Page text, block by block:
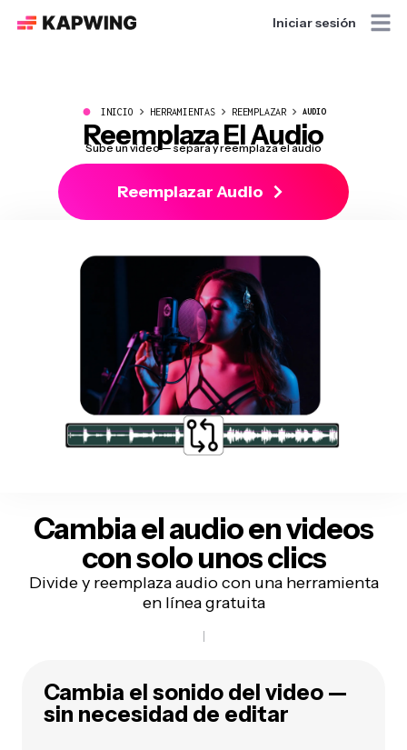
Iniciar sesión
● INICIO HERRAMIENTAS REEMPLAZAR AUDIO
Reemplaza El Audio
Sube un video — separa y reemplaza el audio
Reemplazar Audio
Cambia el audio en videos
con solo unos clics
Divide y reemplaza audio con una herramienta
en línea gratuita
Cambia el sonido del video —
sin necesidad de editar